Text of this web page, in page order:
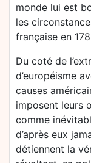
monde lui est
les
française en
Du coté de
d’européisme
causes
imposent leurs
comme
d’après eux
détiennent la